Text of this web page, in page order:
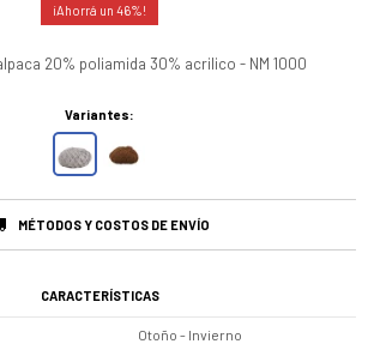
46
20% poliamida 30% acrilico - NM 1000
Variantes:
MÉTODOS Y COSTOS DE ENVÍO
CARACTERÍSTICAS
Otoño - Invierno